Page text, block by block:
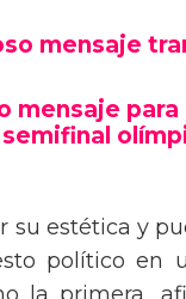
mensaje
para
estética y
político en